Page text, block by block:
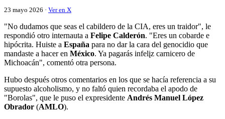
23 mayo 2026 · Ver en X
"No dudamos que seas el cabildero de la CIA, eres un traidor", le
respondió otro internauta a Felipe Calderón. "Eres un cobarde e
hipócrita. Huiste a España para no dar la cara del genocidio que
mandaste a hacer en México. Ya pagarás infelįz carnicero de
Michoacán", comentó otra persona.
Hubo después otros comentarios en los que se hacía referencia a su
supuesto alcoholismo, y no faltó quien recordaba el apodo de
"Borolas", que le puso el expresidente Andrés Manuel López
Obrador (AMLO).